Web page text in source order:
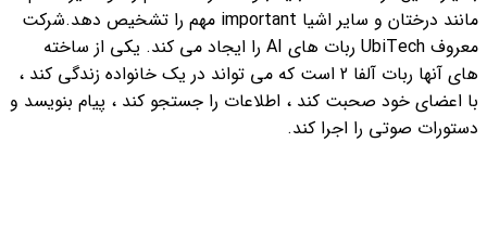
مانند درختان و سایر اشیا important مهم را تشخیص دهد.
شرکت
معروف UbiTech ربات های AI را ایجاد می کند. یکی از ساخته
های آنها ربات آلفا 2 است که می تواند در یک خانواده زندگی کند ،
با اعضای خود صحبت کند ، اطلاعات را جستجو کند ، پیام بنویسد و
دستورات صوتی را اجرا کند.